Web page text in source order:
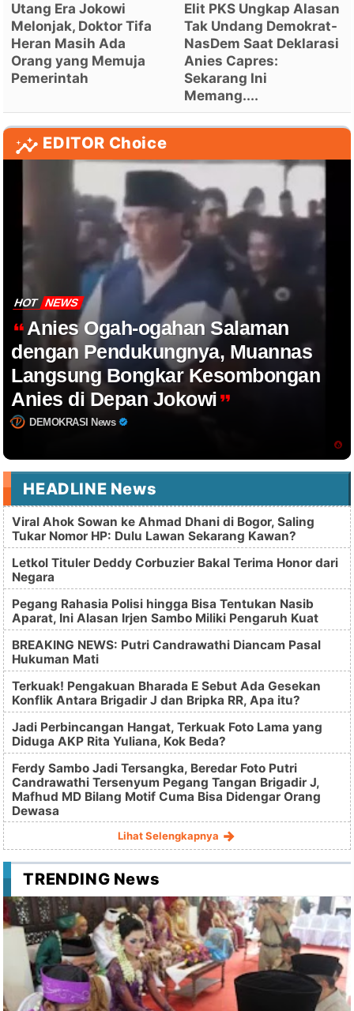
Utang Era Jokowi
Melonjak, Doktor Tifa
Heran Masih Ada
Orang yang Memuja
Pemerintah
Elit PKS Ungkap Alasan
Tak Undang Demokrat-
NasDem Saat Deklarasi
Anies Capres:
Sekarang Ini
Memang....
EDITOR Choice
HOT NEWS
Anies Ogah-ogahan Salaman
dengan Pendukungnya, Muannas
Langsung Bongkar Kesombongan
Anies di Depan Jokowi
DEMOKRASI News
HEADLINE News
Viral Ahok Sowan ke Ahmad Dhani di Bogor, Saling
Tukar Nomor HP: Dulu Lawan Sekarang Kawan?
Letkol Tituler Deddy Corbuzier Bakal Terima Honor dari
Negara
Pegang Rahasia Polisi hingga Bisa Tentukan Nasib
Aparat, Ini Alasan Irjen Sambo Miliki Pengaruh Kuat
BREAKING NEWS: Putri Candrawathi Diancam Pasal
Hukuman Mati
Terkuak! Pengakuan Bharada E Sebut Ada Gesekan
Konflik Antara Brigadir J dan Bripka RR, Apa itu?
Jadi Perbincangan Hangat, Terkuak Foto Lama yang
Diduga AKP Rita Yuliana, Kok Beda?
Ferdy Sambo Jadi Tersangka, Beredar Foto Putri
Candrawathi Tersenyum Pegang Tangan Brigadir J,
Mafhud MD Bilang Motif Cuma Bisa Didengar Orang
Dewasa
Lihat Selengkapnya
TRENDING News